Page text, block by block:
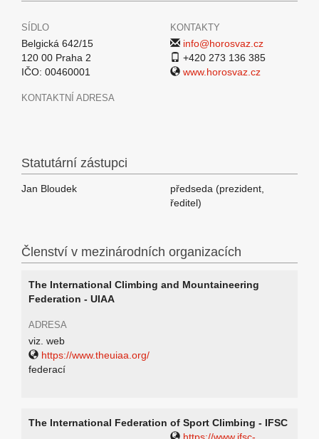
SÍDLO
Belgická 642/15
120 00 Praha 2
IČO: 00460001
KONTAKTNÍ ADRESA
KONTAKTY
info@horosvaz.cz
+420 273 136 385
www.horosvaz.cz
Statutární zástupci
Jan Bloudek
předseda (prezident,
ředitel)
Členství v mezinárodních organizacích
The International Climbing and Mountaineering
Federation - UIAA
ADRESA
viz. web
https://www.theuiaa.org/
federací
The International Federation of Sport Climbing - IFSC